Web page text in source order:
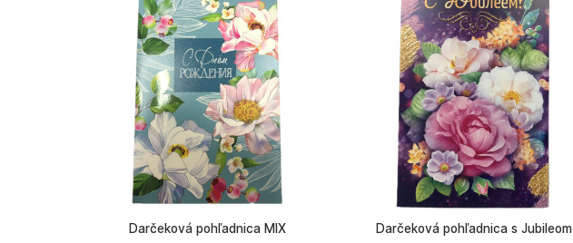
Darčeková pohľadnica MIX Darčeková pohľadnica s Jubileom